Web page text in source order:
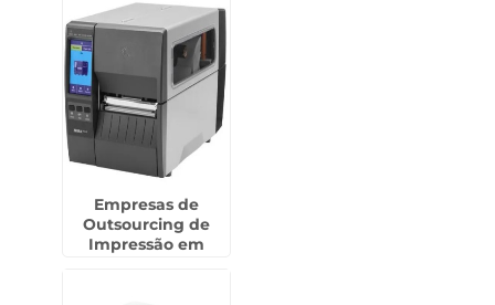
Empresas de
Outsourcing de
Impressão em